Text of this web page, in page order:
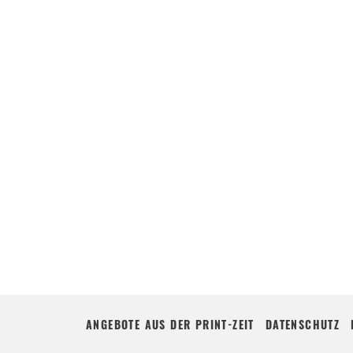
ANGEBOTE AUS DER PRINT-ZEIT DATENSCHUTZ